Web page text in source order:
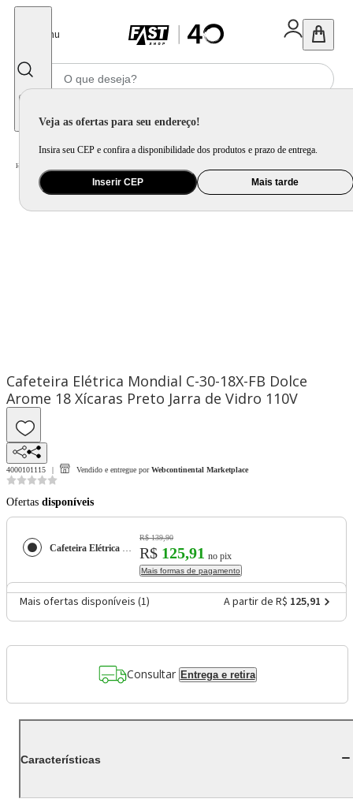
Menu
Veja as ofertas para seu endereço!
Insira seu CEP e confira a disponibilidade dos produtos e prazo de entrega.
Inserir CEP Mais tarde
Home
Cafeteira Elétrica Mondial C-30-18X-FB Dolce
Arome 18 Xícaras Preto Jarra de Vidro 110V
4000101115 Vendido e entregue por Webcontinental Marketplace
Ofertas disponíveis
Cafeteira Elétrica Mondial C-30-18X-FB Dolce Arome 18 Xícaras Preto Jarra de Vidro 110V
R$ 139,90
R$ 125,91 no pix
Mais formas de pagamento
Mais ofertas disponíveis (1) A partir de R$ 125,91
Consultar Entrega e retira
Características